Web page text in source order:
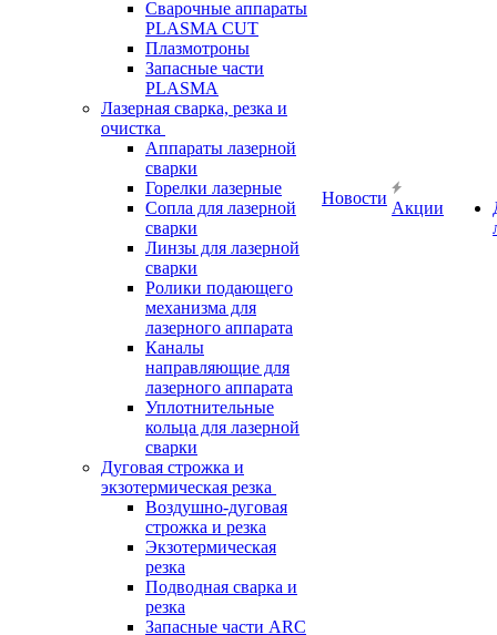
Сварочные аппараты
PLASMA CUT
Плазмотроны
Запасные части
PLASMA
Лазерная сварка, резка и
очистка
Аппараты лазерной
сварки
Горелки лазерные
Сопла для лазерной
сварки
Линзы для лазерной
сварки
Ролики подающего
механизма для
лазерного аппарата
Каналы
направляющие для
лазерного аппарата
Уплотнительные
кольца для лазерной
сварки
Дуговая строжка и
экзотермическая резка
Воздушно-дуговая
строжка и резка
Экзотермическая
резка
Подводная сварка и
резка
Запасные части ARC
Новости
Акции